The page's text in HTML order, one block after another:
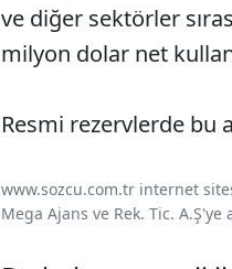
ve diğer sektörler
milyon dolar net
Resmi rezervlerde bu
www.sozcu.com.tr internet
Mega Ajans ve Rek. Tic.